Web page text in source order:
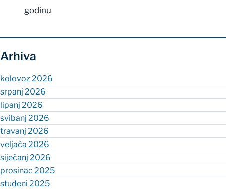
godinu
Arhiva
kolovoz 2026
srpanj 2026
lipanj 2026
svibanj 2026
travanj 2026
veljača 2026
siječanj 2026
prosinac 2025
studeni 2025